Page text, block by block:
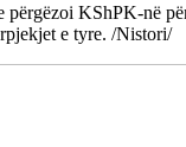
përgëzoi KShPK-në
e tyre. /Nistori/